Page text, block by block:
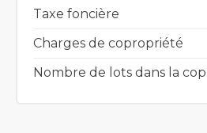
Taxe foncière
Charges de copropriété
Nombre de lots dans la